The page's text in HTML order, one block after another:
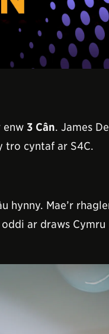
enw 3 Cân. James
tro cyntaf ar S4C.
hynny. Mae’r
ar draws